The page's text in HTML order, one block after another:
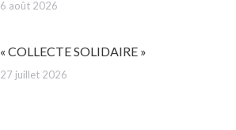
6 août 2026
« COLLECTE SOLIDAIRE »
27 juillet 2026